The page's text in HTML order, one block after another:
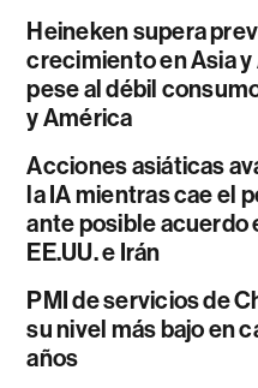
Heineken supera
crecimiento en Asia
pese al débil
y América
Acciones asiáticas
la IA mientras cae el
ante posible acuerdo
EE.UU. e Irán
PMI de servicios de
su nivel más bajo en
años